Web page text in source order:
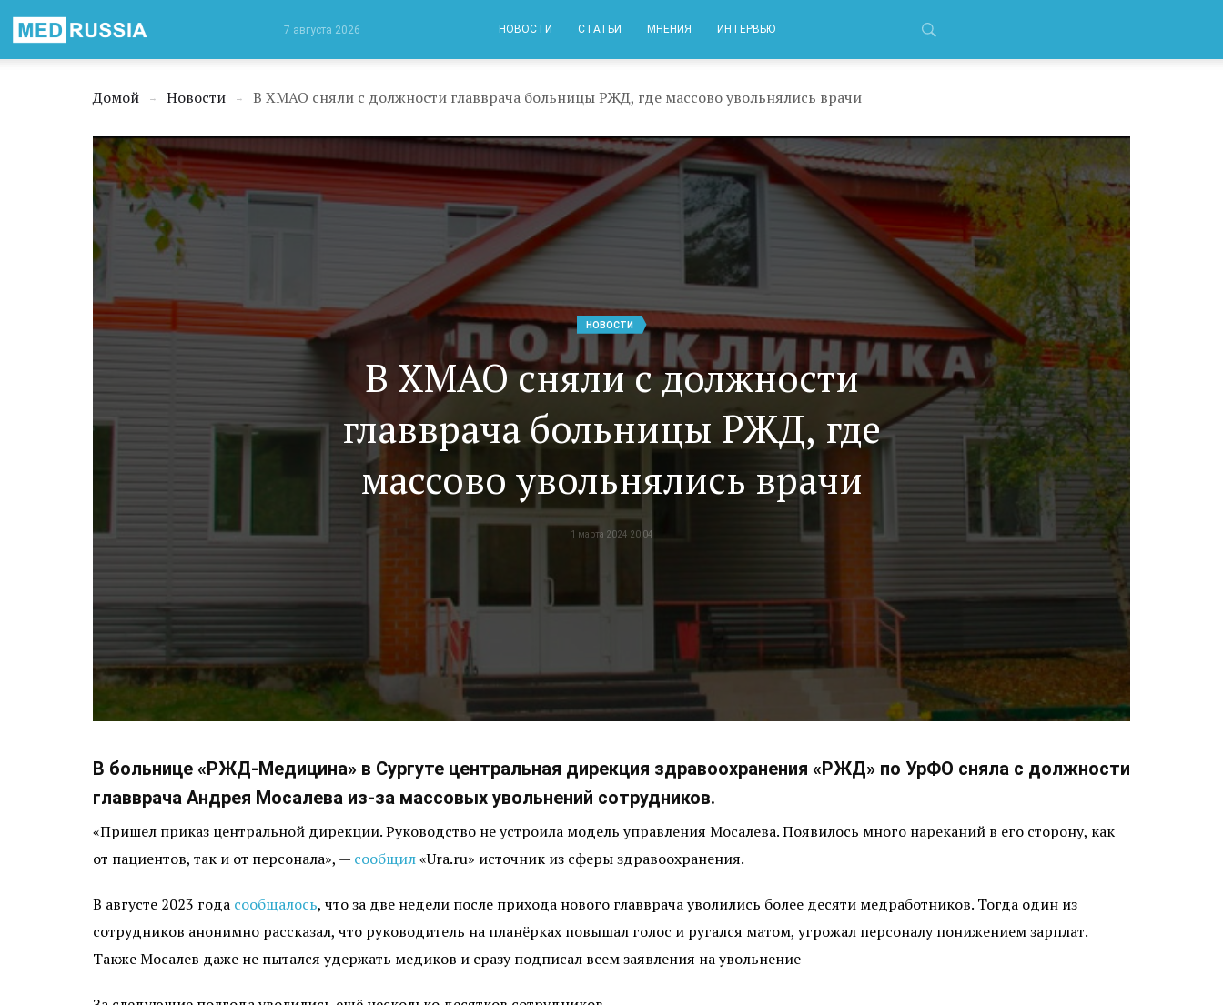
7 августа 2026 НОВОСТИ СТАТЬИ МНЕНИЯ ИНТЕРВЬЮ
Домой → Новости → В ХМАО сняли с должности главврача больницы РЖД, где массово увольнялись врачи
НОВОСТИ
В ХМАО сняли с должности
главврача больницы РЖД, где
массово увольнялись врачи
1 марта 2024 20:04
В больнице «РЖД-Медицина» в Сургуте центральная дирекция здравоохранения «РЖД» по УрФО сняла с должности
главврача Андрея Мосалева из-за массовых увольнений сотрудников.
«Пришел приказ центральной дирекции. Руководство не устроила модель управления Мосалева. Появилось много нареканий в его сторону, как
от пациентов, так и от персонала», — сообщил«Ura.ru» источник из сферы здравоохранения.
В августе 2023 года сообщалось, что за две недели после прихода нового главврача уволились более десяти медработников. Тогда один из
сотрудников анонимно рассказал, что руководитель на планёрках повышал голос и ругался матом, угрожал персоналу понижением зарплат.
Также Мосалев даже не пытался удержать медиков и сразу подписал всем заявления на увольнение